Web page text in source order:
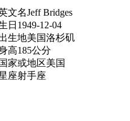
文名Jeff Bridges
日 1949-12-04
生地美国洛杉矶
高185公分
国家或地区美国
座射手座